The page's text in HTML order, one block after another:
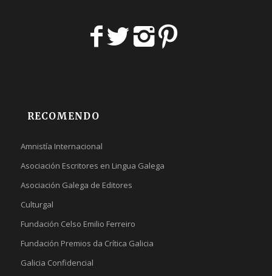
RECOMENDO
Amnistía Internacional
Asociación Escritores en Lingua Galega
Asociación Galega de Editores
Culturgal
Fundación Celso Emilio Ferreiro
Fundación Premios da Crítica Galicia
Galicia Confidencial